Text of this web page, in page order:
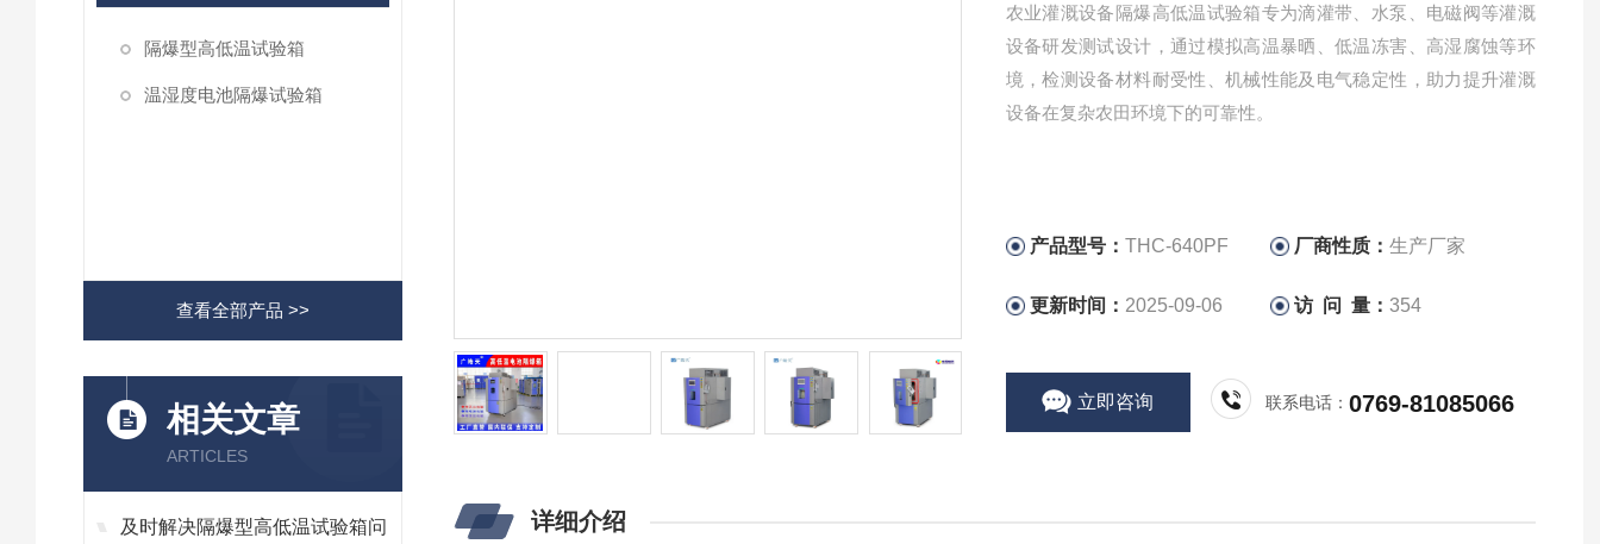
隔爆型高低温试验箱
温湿度电池隔爆试验箱
查看全部产品 >>
相关文章
ARTICLES
及时解决隔爆型高低温试验箱问
农业灌溉设备隔爆高低温试验箱专为滴灌带、水泵、电磁阀等灌溉
设备研发测试设计，通过模拟高温暴晒、低温冻害、高湿腐蚀等环
境，检测设备材料耐受性、机械性能及电气稳定性，助力提升灌溉
设备在复杂农田环境下的可靠性。
产品型号： THC-640PF 厂商性质：生产厂家
更新时间： 2025-09-06 访 问 量：354
立即咨询 联系电话：0769-81085066
详细介绍